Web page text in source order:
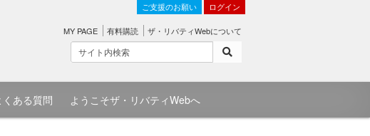
ご支援のお願い ログイン
MY PAGE 有料購読 ザ・リバティWebについて
くある質問 ようこそザ・リバティWebへ